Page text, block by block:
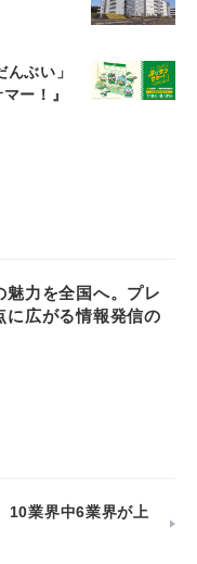
ぶい」
ー！』
魅力を全国へ。プレ
に広がる情報発信の
業界中6業界が上